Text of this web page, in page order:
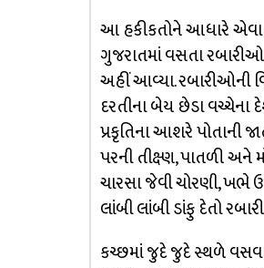
આ હકીકતોને આધારે એવા
ગુજરાતમાં વસતા
અહીં આવ્યા. રબારીઓની
દરતીના બેય છેડા વચ્ચેના
પ્રકૃતિના આશરે પોતાની
પરની તીક્ષ્ણ, પાતળી
ચારસા જેવી ચોરણી, ખભે
લાંબી લાંબી ડાંફુ દેતો
કચ્છમાં જુદે જુદે સ્થળે